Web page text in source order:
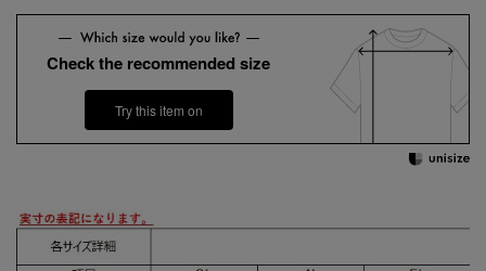
Check the recommended size
Try this item on